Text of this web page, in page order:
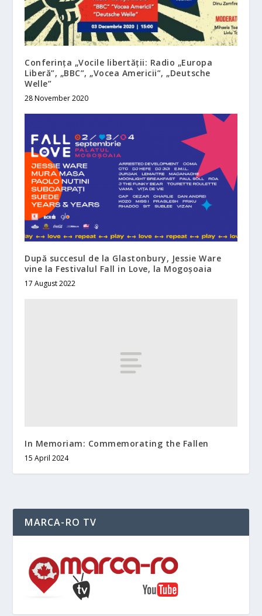
Conferința „Vocile libertății: Radio „Europa
Liberă”, „BBC”, „Vocea Americii”, „Deutsche
Welle”
28 November 2020
După succesul de la Glastonbury, Jessie Ware
vine la Festivalul Fall in Love, la Mogoșoaia
17 August 2022
In Memoriam: Commemorating the Fallen
15 April 2024
MARCA-RO TV